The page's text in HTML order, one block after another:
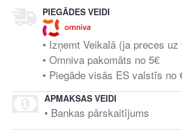
PIEGĀDES VEIDI
• Izņemt Veikalā (ja preces
• Omniva pakomāts no 5€
• Piegāde visās ES valstīs no
APMAKSAS VEIDI
• Bankas pārskaitījums